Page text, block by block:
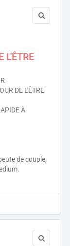
L'ÊTRE
DE L'ÊTRE
À
de couple,